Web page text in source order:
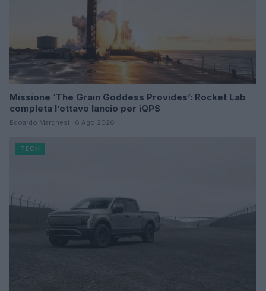
Missione ‘The Grain Goddess Provides’: Rocket Lab
completa l’ottavo lancio per iQPS
Edoardo Marchesi · 6 Ago 2026
TECH